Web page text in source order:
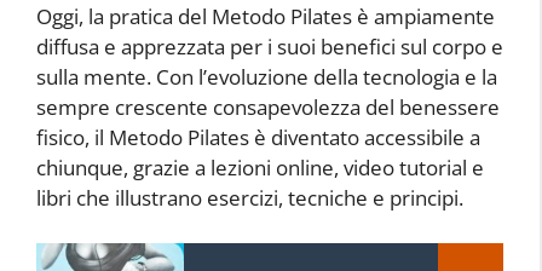
Oggi, la pratica del Metodo Pilates è ampiamente
diffusa e apprezzata per i suoi benefici sul corpo e
sulla mente. Con l’evoluzione della tecnologia e la
sempre crescente consapevolezza del benessere
fisico, il Metodo Pilates è diventato accessibile a
chiunque, grazie a lezioni online, video tutorial e
libri che illustrano esercizi, tecniche e principi.